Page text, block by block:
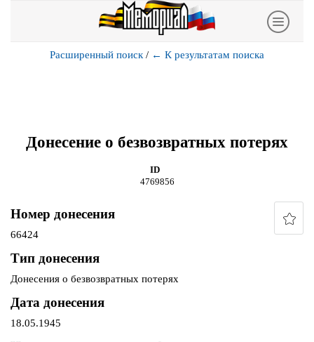
Расширенный поиск / ← К результатам поиска
Донесение о безвозвратных потерях
ID
4769856
Номер донесения
66424
Тип донесения
Донесения о безвозвратных потерях
Дата донесения
18.05.1945